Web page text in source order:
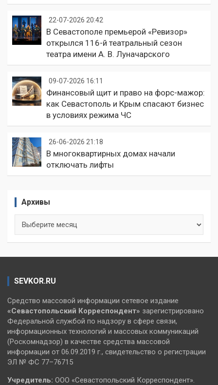
22-07-2026 20:42
В Севастополе премьерой «Ревизор»
открылся 116-й театральный сезон
театра имени А. В. Луначарского
09-07-2026 16:11
Финансовый щит и право на форс-мажор:
как Севастополь и Крым спасают бизнес
в условиях режима ЧС
26-06-2026 21:18
В многоквартирных домах начали
отключать лифты
Архивы
SEVKOR.RU
Средство массовой информации сетевое издание
«Севастопольский Корреспондент» зарегистрировано
Федеральной службой по надзору в сфере связи,
информационных технологий и массовых коммуникаций
(Роскомнадзор) в качестве средства массовой
информации от 06.09.2019 г., свидетельство о регистрации
ЭЛ № ФС 77–76715
Учредитель: ООО «Севастопольский Корреспондент».